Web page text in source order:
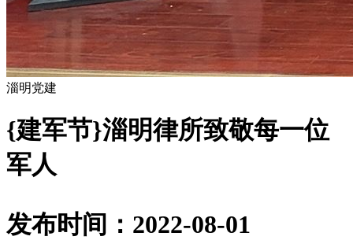
淄明党建
{建军节}淄明律所致敬每一位
军人
发布时间：2022-08-01